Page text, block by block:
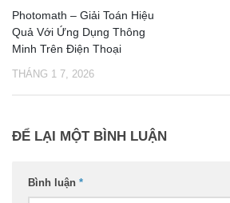
Photomath – Giải Toán Hiệu
Quả Với Ứng Dụng Thông
Minh Trên Điện Thoại
THÁNG 1 7, 2026
ĐỂ LẠI MỘT BÌNH LUẬN
Bình luận *